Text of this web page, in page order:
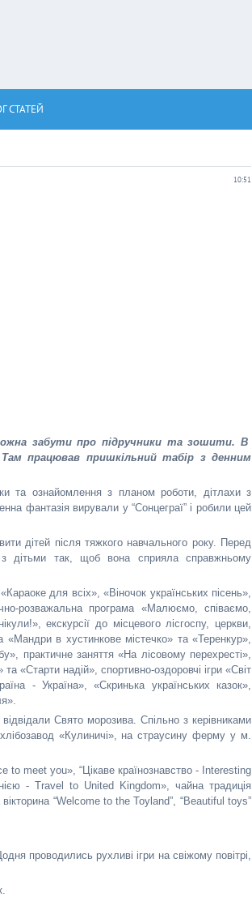
СТАТЕЙ
10:51
забути про підручники та зошити. В
працював пришкільний табір з денним
та ознайомлення з планом роботи, дітлахи з
фантазія вирували у “Сонцеграї” і робили цей
дітей після тяжкого навчального року. Перед
з дітьми так, щоб вона сприяла справжньому
для всіх», «Віночок українських пісень»,
розважальна програма «Малюємо, співаємо,
екскурсії до місцевого лісгоспу, церкви,
«Мандри в хустинкове містечко» та «Теренкур»,
практичне заняття «На лісовому перехресті»,
«Старти надій», спортивно-оздоровчі ігри «Світ
- Україна», «Скринька українських казок»,
Свято морозива. Спільно з керівниками
«Кулиничі», на страусину ферму у м.
to meet you», “Цікаве країнознавство - Interesting
- Travel to United Kingdom», чайна традиція
“Welcome to the Toyland”, “Beautiful toys”
проводились рухливі ігри на свіжому повітрі,